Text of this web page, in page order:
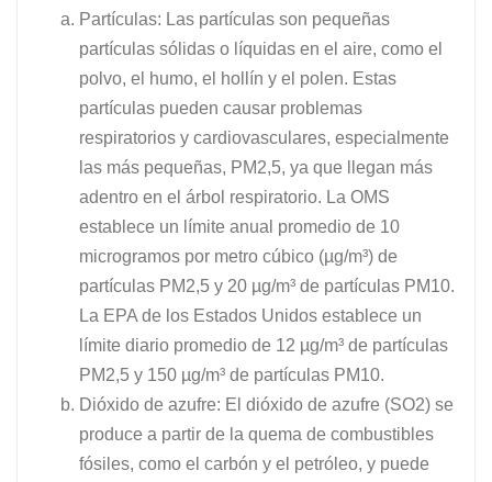
Partículas: Las partículas son pequeñas
partículas sólidas o líquidas en el aire, como el
polvo, el humo, el hollín y el polen. Estas
partículas pueden causar problemas
respiratorios y cardiovasculares, especialmente
las más pequeñas, PM2,5, ya que llegan más
adentro en el árbol respiratorio. La OMS
establece un límite anual promedio de 10
microgramos por metro cúbico (µg/m³) de
partículas PM2,5 y 20 µg/m³ de partículas PM10.
La EPA de los Estados Unidos establece un
límite diario promedio de 12 µg/m³ de partículas
PM2,5 y 150 µg/m³ de partículas PM10.
Dióxido de azufre: El dióxido de azufre (SO2) se
produce a partir de la quema de combustibles
fósiles, como el carbón y el petróleo, y puede